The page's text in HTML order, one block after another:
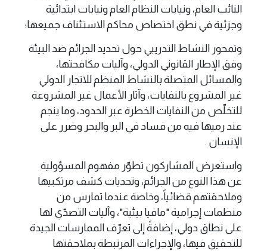
النائب العام، ونيابات النظام العام ونيابات ابتدائية
وجزئية في نطق اختصاص محاكم الاستئناف جميعها؛
وتمحور النشاط التدريبي حول تحديد الجرائم ضد البيئة
وفق الإطار القانوني الدولي، وآليات مكافحتها،
والمسائل المتصلة بالنشاط المنظم للاتجار الدولي
غير المشروع بالنفايات، وآثار الأعمال غير المشروعة
للتخلّص من النفايات الخطرة عبر الحدود، وما ينجم
عند رميها فيه من فساد في البر والبحر وضرر على
الإنسان .
واستعرض المشاركون تطوّر مفهوم المسؤولية
عن هذا النوع من الجرائم، وتحديات كشف مرتكبيها
وملاحقتهم قضائياً، وخاصة عندما تمارس من
منظمات إجرامية "مافيا بيئية"، وآليات التصدّي لها
على نطاق دولي، إضافةً إلى تعرّف الممارسات الجيدة
للتحقيق فيها، والإجراءات المرتبطة بملاحقتها